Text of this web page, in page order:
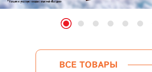
ВСЕ ТОВАРЫ